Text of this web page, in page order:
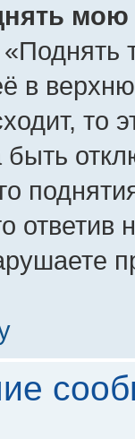
мою
в
то
быть
ответив